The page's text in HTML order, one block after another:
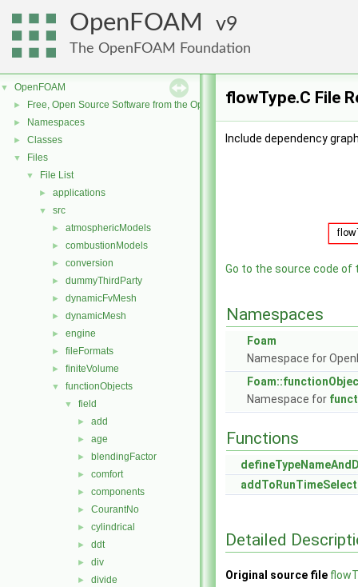
OpenFOAM 9
The OpenFOAM Foundation
▼ OpenFOAM
► Free, Open Source Software from the OpenFOAM Foundation
► Namespaces
► Classes
▼ Files
▼ File List
► applications
▼ src
► atmosphericModels
► combustionModels
► conversion
► dummyThirdParty
► dynamicFvMesh
► dynamicMesh
► engine
► fileFormats
► finiteVolume
▼ functionObjects
▼ field
► add
► age
► blendingFactor
► comfort
► components
► CourantNo
► cylindrical
► ddt
► div
► divide
flowType.C File
Include dependency
Go to the source code of
Namespaces
Foam
Namespace for
Namespace for
Functions
Detailed
Original source file